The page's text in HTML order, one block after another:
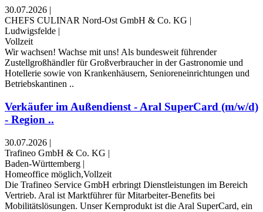
30.07.2026
CHEFS CULINAR Nord-Ost GmbH & Co. KG
Ludwigsfelde
Vollzeit
Wir wachsen! Wachse mit uns! Als bundesweit führender
Zustellgroßhändler für Großverbraucher in der Gastronomie und
Hotellerie sowie von Krankenhäusern, Senioreneinrichtungen und
Betriebskantinen ..
Verkäufer im Außendienst - Aral SuperCard (m/w/d)
- Region ..
30.07.2026 |
Trafineo GmbH & Co. KG |
Baden-Württemberg |
Homeoffice möglich,Vollzeit
Die Trafineo Service GmbH erbringt Dienstleistungen im Bereich
Vertrieb. Aral ist Marktführer für Mitarbeiter-Benefits bei
Mobilitätslösungen. Unser Kernprodukt ist die Aral SuperCard, ein